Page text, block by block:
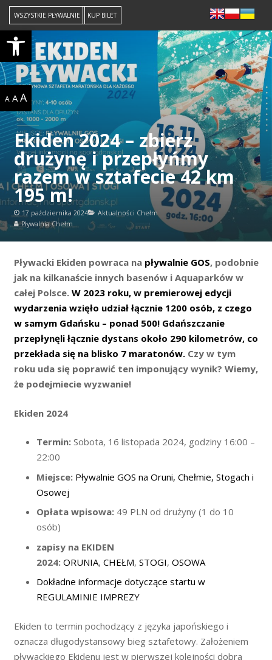
Open toolbar
WSZYSTKIE PŁYWALNIE KUP BILET
A A A
Ekiden 2024 – zbierz
drużynę i przepłyńmy
razem w sztafecie 42 km
195 m!
17 października 2024
Aktualności Chełm
Pływalnia Chełm
Pływacki Ekiden powraca na pływalnie GOS, podobnie
jak na kilkanaście innych basenów i Aquaparków w
całej Polsce. W 2023 roku, w premierowej edycji
wydarzenia wzięło udział łącznie 1200 osób, z czego
w samym Gdańsku – ponad 500! Gdańszczanie
przepłynęli łącznie dystans około 290 kilometrów, co
przekłada się na blisko 7 maratonów.Czy w tym
roku uda się poprawić ten imponujący wynik? Wiemy,
że podejmiecie wyzwanie!
Ekiden 2024
Termin: Sobota, 16 listopada 2024, godziny 16:00 –
22:00
Miejsce: Pływalnie GOS na Oruni, Chełmie, Stogach i
Osowej
Opłata wpisowa: 49 PLN od drużyny (1 do 10
osób)
zapisy na EKIDEN
2024: ORUNIA, CHEŁM, STOGI, OSOWA
Dokładne informacje dotyczące startu w
REGULAMINIE IMPREZY
Ekiden to termin pochodzący z języka japońskiego i
oznacza długodystansowy bieg sztafetowy. Założeniem
pływackiego Ekidenu jest w pierwszej kolejności dobra